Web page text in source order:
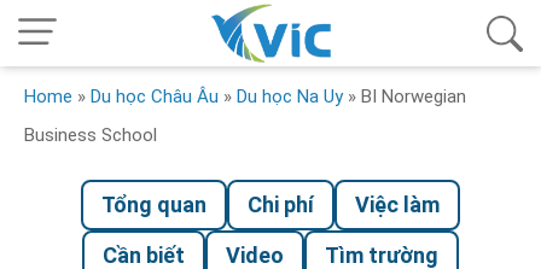
Home » Du học Châu Âu » Du học Na Uy» BI Norwegian
Business School
Tổng quan Chi phí
Việc làm
Cần biết
Video Tìm trường